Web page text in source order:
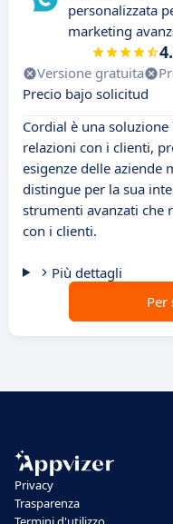
personalizzata
marketing
Versione gratuita
Precio bajo solicitud
Cordial è una
relazioni con i clienti,
esigenze delle aziende
distingue per la sua
strumenti avanzati che
con i clienti.
Più dettagli
Per
Privacy
Trasparenza